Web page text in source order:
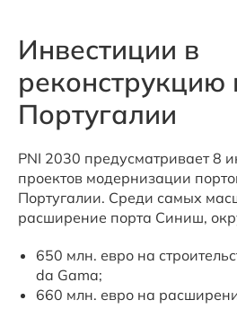
Инвестиции в
реконструкцию
Португалии
PNI 2030 предусматривает 8
проектов модернизации
Португалии. Среди самых
расширение порта Синиш,
650 млн. евро на
da Gama;
660 млн. евро на